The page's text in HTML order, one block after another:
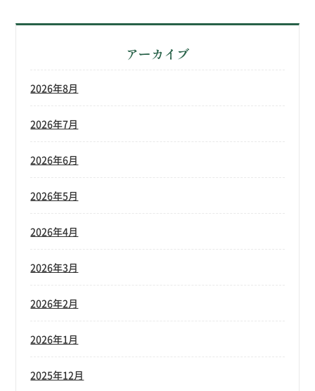
アーカイブ
2026年8月
2026年7月
2026年6月
2026年5月
2026年4月
2026年3月
2026年2月
2026年1月
2025年12月